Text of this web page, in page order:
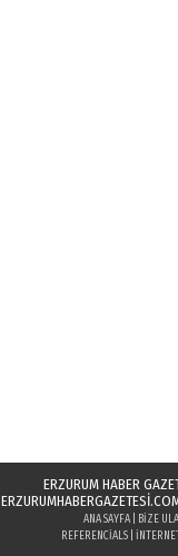
ERZURUM HABER
ANA SAYFA| BIZE
REFERENCIALS|